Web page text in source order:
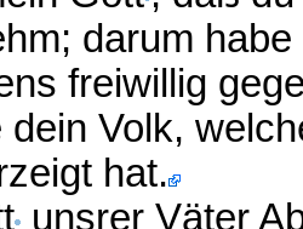
darum
freiwillig
dein Volk,
hat.
unsrer Väter